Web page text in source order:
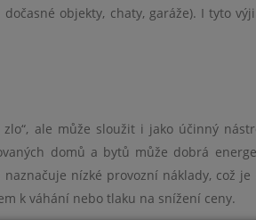
objekty, chaty, garáže). I tyto
ale může sloužit i jako účinný
domů a bytů může dobrá
nízké provozní náklady, což
k váhání nebo tlaku na snížení ceny.